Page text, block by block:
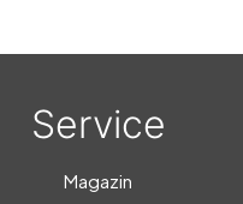
Service
Magazin